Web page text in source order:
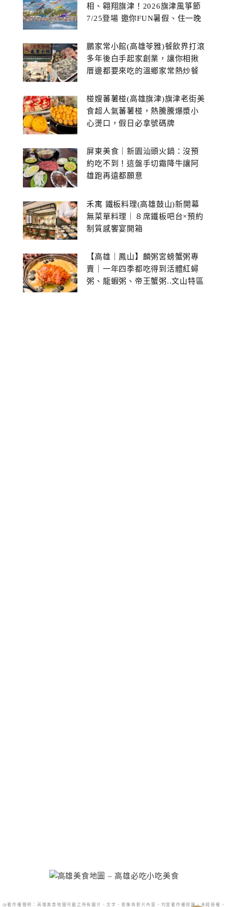
相、翱翔旗津！2026旗津風箏節
7/25登場 邀你FUN暑假、住一晚
鵬家常小館(高雄苓雅)餐飲界打滾
多年後白手起家創業，讓你相揪
厝邊都要來吃的溫鄉家常熱炒餐
椪嫂蕃薯椪(高雄旗津)旗津老街美
食超人氣蕃薯椪，熱騰騰爆漿小
心燙口，假日必拿號碼牌
屏東美食｜新園汕頭火鍋：沒預
約吃不到！這盤手切霜降牛讓阿
雄跑再遠都願意
禾寓 鐵板料理(高雄鼓山)新開幕
無菜單料理｜８席鐵板吧台×預約
制質感饗宴開箱
【高雄｜鳳山】麟粥宮螃蟹粥專
賣｜一年四季都吃得到活體紅蟳
粥、龍蝦粥、帝王蟹粥..文山特區
@著作權聲明：高雄美食地圖刊載之所有圖片、文字、影像與影片內容，均受著作權保護。未經授權，